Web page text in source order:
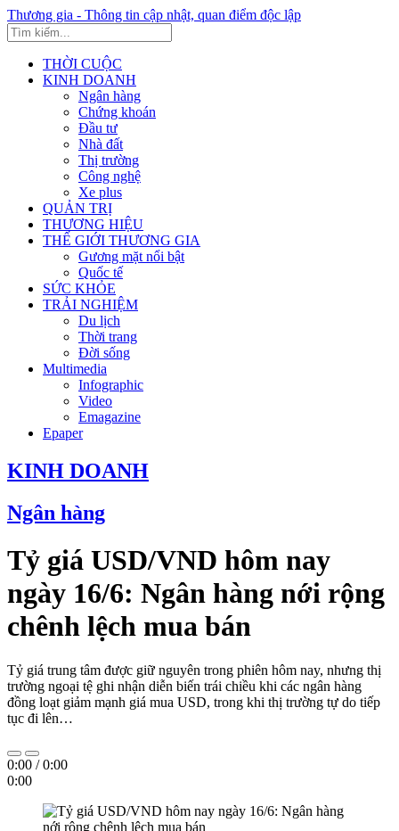
Thương gia - Thông tin cập nhật, quan điểm độc lập
THỜI CUỘC
KINH DOANH
Ngân hàng
Chứng khoán
Đầu tư
Nhà đất
Thị trường
Công nghệ
Xe plus
QUẢN TRỊ
THƯƠNG HIỆU
THẾ GIỚI THƯƠNG GIA
Gương mặt nổi bật
Quốc tế
SỨC KHỎE
TRẢI NGHIỆM
Du lịch
Thời trang
Đời sống
Multimedia
Infographic
Video
Emagazine
Epaper
KINH DOANH
Ngân hàng
Tỷ giá USD/VND hôm nay
ngày 16/6: Ngân hàng nới rộng
chênh lệch mua bán
Tỷ giá trung tâm được giữ nguyên trong phiên hôm nay, nhưng thị
trường ngoại tệ ghi nhận diễn biến trái chiều khi các ngân hàng
đồng loạt giảm mạnh giá mua USD, trong khi thị trường tự do tiếp
tục đi lên…
0:00 /0:00
0:00